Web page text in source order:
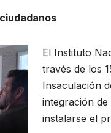
El Instituto
través de los
Insaculación
integración de
instalarse el